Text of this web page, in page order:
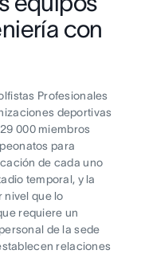
con
Profesionales
deportivas
000 miembros
para
de cada uno
temporal, y la
nivel que lo
requiere un
de la sede
relaciones